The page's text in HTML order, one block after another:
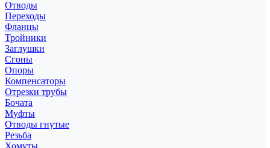
Отводы
Переходы
Фланцы
Тройники
Заглушки
Сгоны
Опоры
Компенсаторы
Отрезки трубы
Бочата
Муфты
Отводы гнутые
Резьба
Хомуты